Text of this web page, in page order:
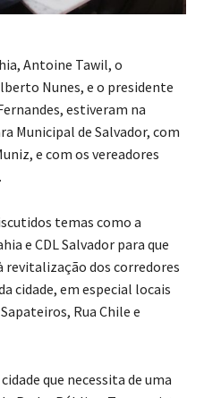
Antoine Tawil, o
Nunes, e o presidente
estiveram na
Municipal de Salvador, com
e com os vereadores
temas como a
e CDL Salvador para que
revitalização dos corredores
cidade, em especial locais
Rua Chile e
que necessita de uma